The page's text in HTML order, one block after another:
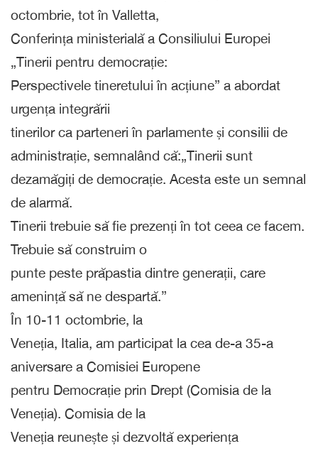
octombrie, tot în Valletta,
Conferința ministerială a Consiliului Europei
„Tinerii pentru democrație:
Perspectivele tineretului în acțiune” a abordat
urgența integrării
tinerilor ca parteneri în parlamente și consilii de
administrație, semnalând că:„Tinerii sunt
dezamăgiți de democrație. Acesta este un semnal
de alarmă.
Tinerii trebuie să fie prezenți în tot ceea ce facem.
Trebuie să construim o
punte peste prăpastia dintre generații, care
amenință să ne despartă.”
În 10-11 octombrie, la
Veneția, Italia, am participat la cea de-a 35-a
aniversare a Comisiei Europene
pentru Democrație prin Drept (Comisia de la
Veneția). Comisia de la
Veneția reunește și dezvoltă experiența